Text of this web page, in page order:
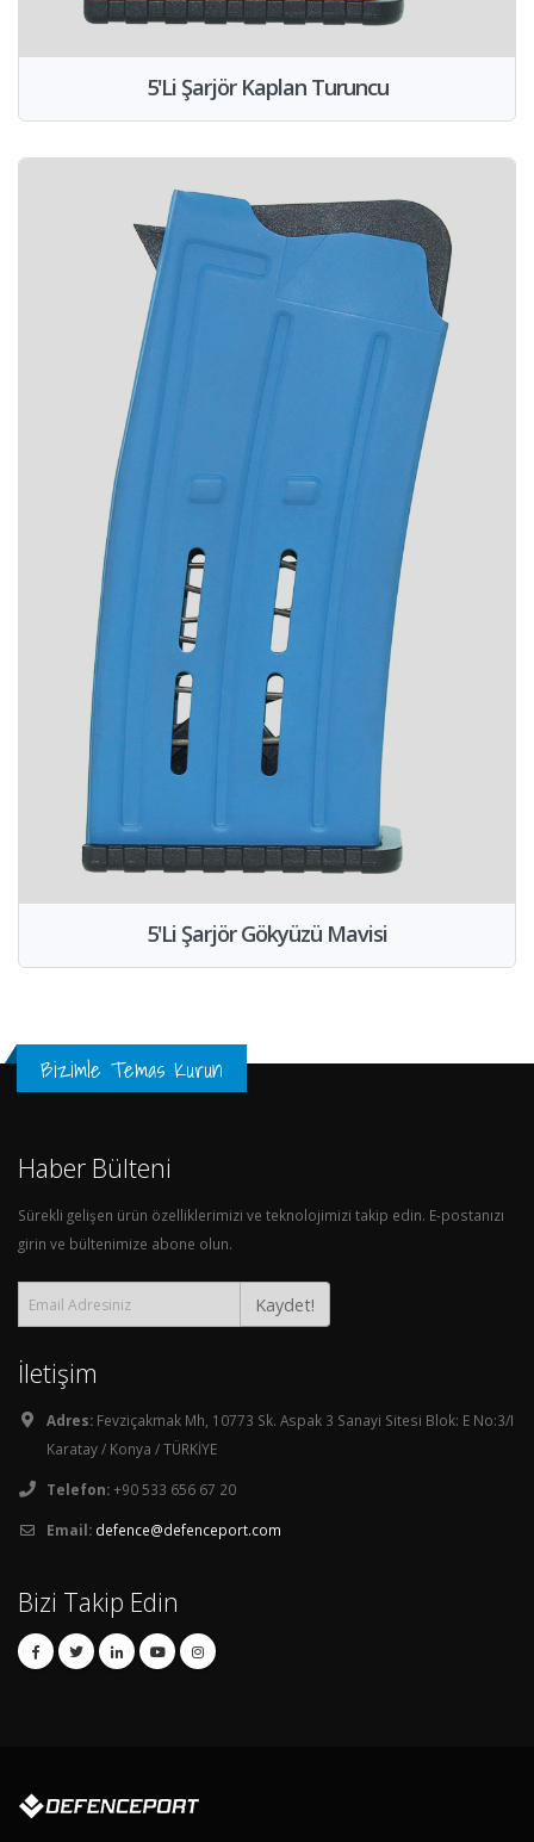
5'Li Şarjör Kaplan Turuncu
5'Li Şarjör Gökyüzü Mavisi
Bizimle Temas Kurun
Haber Bülteni
Sürekli gelişen ürün özelliklerimizi ve teknolojimizi takip edin. E-postanızı
girin ve bültenimize abone olun.
Kaydet!
İletişim
Adres: Fevziçakmak Mh, 10773 Sk. Aspak 3 Sanayi Sitesi Blok: E No:3/I
Karatay / Konya / TÜRKİYE
Telefon:+90 533 656 67 20
Email: defence@defenceport.com
Bizi Takip Edin